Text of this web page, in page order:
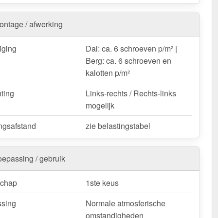
weerbestendig, op maat gemaakt - bestel nu en profiteer
levering!
/ customisatie van herroepingsrecht uitgezonderd
/ afwerking
Dal: ca. 6 schroeven p/m² |
Berg: ca. 6 schroeven en
kalotten p/m²
Links-rechts / Rechts-links
mogelijk
zie belastingstabel
/ gebruik
1ste keus
Normale atmosferische
omstandigheden